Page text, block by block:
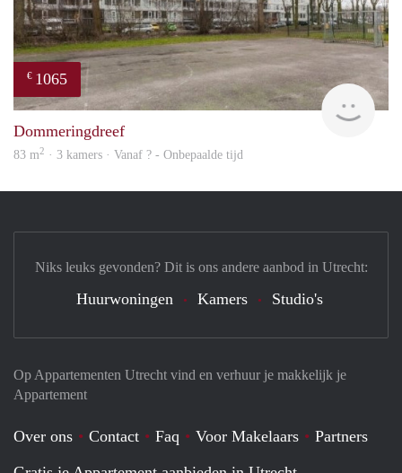
€ 1065
Dommeringdreef
83 m2 · 3 kamers · Vanaf ? - Onbepaalde tijd
Op Appartementen Utrecht vind en verhuur je makkelijk je
Appartement
Over ons Contact Faq Voor Makelaars
Partners
Niks leuks gevonden? Dit is ons andere aanbod in Utrecht:
Huurwoningen Kamers Studio's